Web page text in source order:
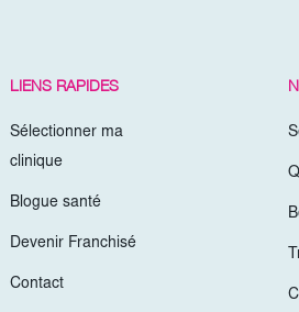
LIENS RAPIDES
Sélectionner ma
clinique
Blogue santé
Devenir Franchisé
Contact